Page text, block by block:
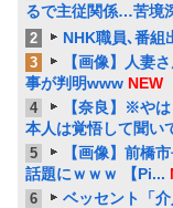
るで主従関係…苦境
2 NHK職員､番組
3
【画像】人妻
事が判明www NEW
4
【奈良】※や
本人は覚悟して聞い
5
【画像】前橋
話題にｗｗｗ 【Pi...
6
ベッセント「